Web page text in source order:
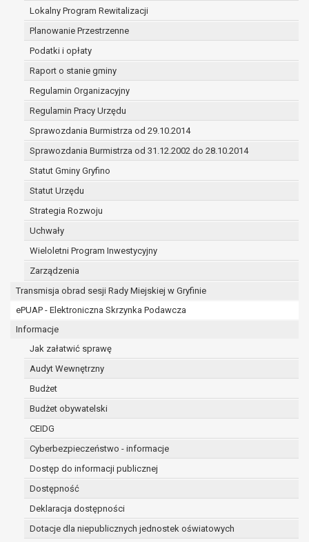
Lokalny Program Rewitalizacji
Planowanie Przestrzenne
Podatki i opłaty
Raport o stanie gminy
Regulamin Organizacyjny
Regulamin Pracy Urzędu
Sprawozdania Burmistrza od 29.10.2014
Sprawozdania Burmistrza od 31.12.2002 do 28.10.2014
Statut Gminy Gryfino
Statut Urzędu
Strategia Rozwoju
Uchwały
Wieloletni Program Inwestycyjny
Zarządzenia
Transmisja obrad sesji Rady Miejskiej w Gryfinie
ePUAP - Elektroniczna Skrzynka Podawcza
Informacje
Jak załatwić sprawę
Audyt Wewnętrzny
Budżet
Budżet obywatelski
CEIDG
Cyberbezpieczeństwo - informacje
Dostęp do informacji publicznej
Dostępność
Deklaracja dostępności
Dotacje dla niepublicznych jednostek oświatowych
(merytorycznych), a także obowiązków i
zadań zleconych przez instytucje
nadrzędne wobec Gminy;
zawarcia i realizacji umów;
ochrony żywotnych interesów osoby, której
dane dotyczą, lub innej osoby fizycznej;
wykonania zadania realizowanego w
interesie publicznym lub w ramach
sprawowania władzy publicznej
powierzonej administratorowi;
w pozostałych przypadkach dane osobowe
przetwarzane są wyłącznie na podstawie
wcześniej udzielonej zgody w zakresie i celu
określonym w treści zgody.
W związku z przetwarzaniem danych w celu
wskazanym w pkt. 3, dane osobowe mogą być
udostępniane innym upoważnionym odbiorcom lub
kategoriom odbiorców danych osobowych.
Odbiorcami mogą być:
podmioty, które przetwarzają dane
osobowe w imieniu administratora na
osobowych;
podmioty upoważnione do odbioru danych
przepisów prawa.
Pani/Pana dane osobowe będą przetwarzane
przez okres niezbędny do realizacji celu dla jakiego
zostały zebrane oraz zgodnie z terminami
archiwizacji określonymi przez przepisy prawa
powszechnie obowiązującego.
W przypadku, gdy dane osobowe przetwarzane są
na podstawie zgody osoby, której dane dotyczą
przetwarzanie odbywa się do czasu wycofania tej
zgody.